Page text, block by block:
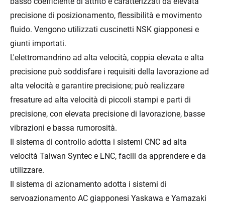
precisione di posizionamento, flessibilità e movimento
fluido. Vengono utilizzati cuscinetti NSK giapponesi e
giunti importati.
L'elettromandrino ad alta velocità, coppia elevata e alta
precisione può soddisfare i requisiti della lavorazione ad
alta velocità e garantire precisione; può realizzare
fresature ad alta velocità di piccoli stampi e parti di
precisione, con elevata precisione di lavorazione, basse
vibrazioni e bassa rumorosità.
Il sistema di controllo adotta i sistemi CNC ad alta
velocità Taiwan Syntec e LNC, facili da apprendere e da
utilizzare.
Il sistema di azionamento adotta i sistemi di
servoazionamento AC giapponesi Yaskawa e Yamazaki